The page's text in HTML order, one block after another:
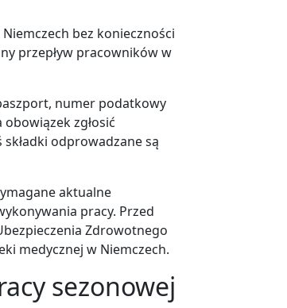
bez konieczności
przepływ pracowników w
numer podatkowy
zgłosić
odprowadzane są
aktualne
pracy. Przed
Zdrowotnego
medycznej w Niemczech.
sezonowej